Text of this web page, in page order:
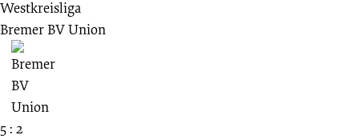
Westkreisliga
Bremer BV Union
5 : 2